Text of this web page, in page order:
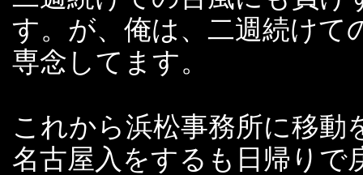
す。が、俺は、二週続けて
専念してます。
これから浜松事務所に移動
名古屋入をするも日帰りで